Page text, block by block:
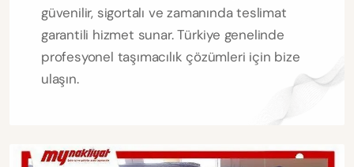
güvenilir, sigortalı ve zamanında teslimat
garantili hizmet sunar. Türkiye genelinde
profesyonel taşımacılık çözümleri için bize
ulaşın.